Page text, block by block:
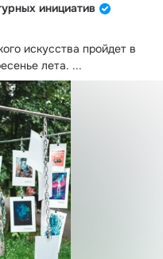
инициатив
искусства пройдет в
лета. ...